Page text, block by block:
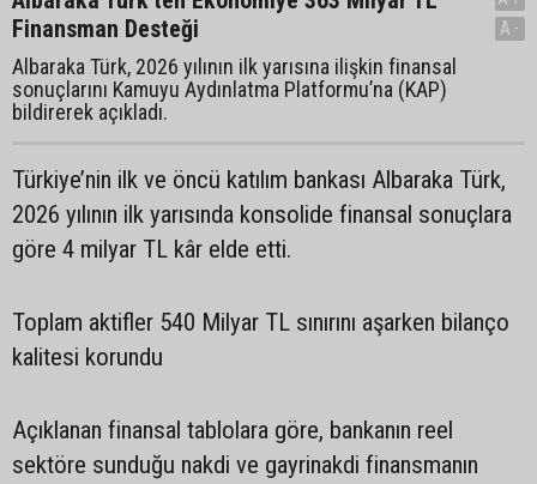
Finansman Desteği
Albaraka Türk, 2026 yılının ilk yarısına ilişkin finansal
sonuçlarını Kamuyu Aydınlatma Platformu’na (KAP)
bildirerek açıkladı.
A-
Türkiye’nin ilk ve öncü katılım bankası Albaraka Türk,
2026 yılının ilk yarısında konsolide finansal sonuçlara
göre 4 milyar TL kâr elde etti.
Toplam aktifler 540 Milyar TL sınırını aşarken bilanço
kalitesi korundu
Açıklanan finansal tablolara göre, bankanın reel
sektöre sunduğu nakdi ve gayrinakdi finansmanın